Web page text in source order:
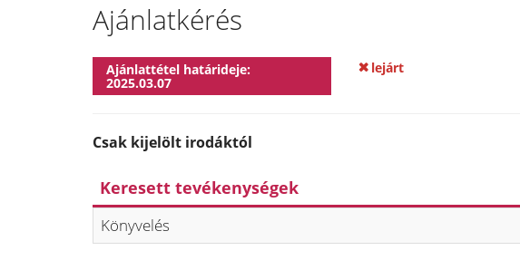
Ajánlatkérés
Ajánlattétel határideje:
2025.03.07
lejárt
Csak kijelölt irodáktól
Keresett tevékenységek
Könyvelés